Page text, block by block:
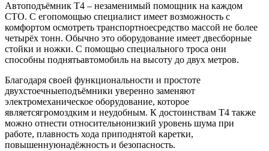
Автоподъёмник Т4 – незаменимый помощник на каждом
СТО. С егопомощью специалист имеет возможность с
комфортом осмотреть транспортноесредство массой не более
четырёх тонн. Обычно это оборудование имеет двесборные
стойки и ножки. С помощью специального троса они
способны поднятьавтомобиль на высоту до двух метров.
Благодаря своей функциональности и простоте
двухстоечныеподъёмники уверенно заменяют
электромеханическое оборудование, которое
являетсягромоздким и неудобным. К достоинствам Т4 также
можно отнести относительнонизкий уровень шума при
работе, плавность хода приподнятой каретки,
повышеннуюнадёжность и безопасность.